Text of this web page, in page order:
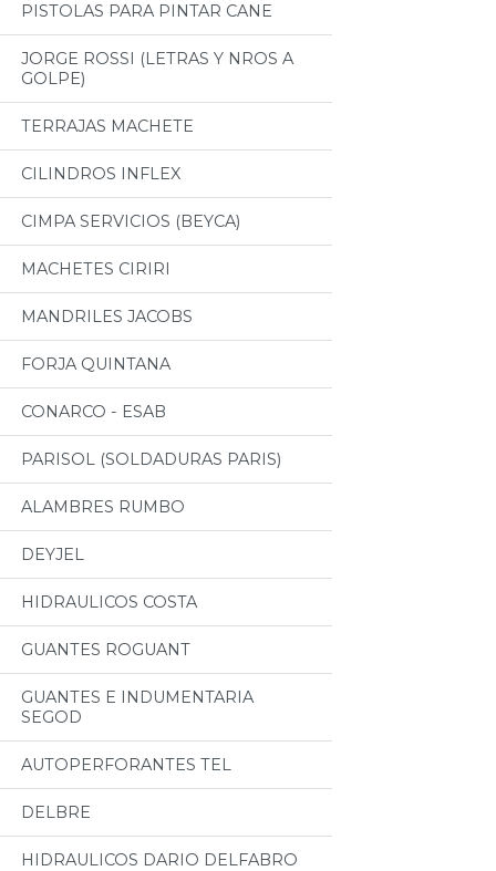
PISTOLAS PARA PINTAR CANE
JORGE ROSSI (LETRAS Y NROS A
GOLPE)
TERRAJAS MACHETE
CILINDROS INFLEX
CIMPA SERVICIOS (BEYCA)
MACHETES CIRIRI
MANDRILES JACOBS
FORJA QUINTANA
CONARCO - ESAB
PARISOL (SOLDADURAS PARIS)
ALAMBRES RUMBO
DEYJEL
HIDRAULICOS COSTA
GUANTES ROGUANT
GUANTES E INDUMENTARIA
SEGOD
AUTOPERFORANTES TEL
DELBRE
HIDRAULICOS DARIO DELFABRO